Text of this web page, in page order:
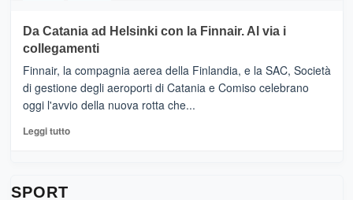
tappe
dell’enoturismo
RANDAZZO
–
Ci
siamo
quasi….
pronti
per
Da Catania ad Helsinki con la Finnair. Al via i
collegamenti
Finnair, la compagnia aerea della Finlandia, e la SAC, Società
di gestione degli aeroporti di Catania e Comiso celebrano
oggi l'avvio della nuova rotta che...
Leggi tuttoLeggi
SPORT